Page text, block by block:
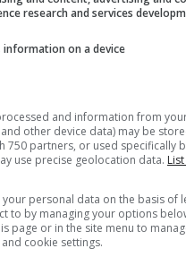
research and services
information on a device
and information from
other device data) may be
750 partners, or used specifically
use precise geolocation data.
personal data on the basis of
to by managing your options
page or in the site menu to
cookie settings.